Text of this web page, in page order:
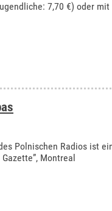
7,70 €) oder mit
Polnischen Radios ist
Montreal